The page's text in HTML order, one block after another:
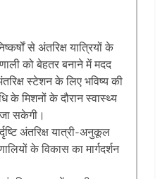
से अंतरिक्ष यात्रियों के
को बेहतर बनाने में मदद
स्टेशन के लिए भविष्य की
के मिशनों के दौरान स्वास्थ्य
सकेगी।
अंतरिक्ष यात्री-अनुकूल
के विकास का मार्गदर्शन